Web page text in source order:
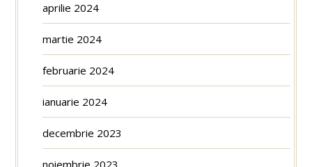
aprilie 2024
martie 2024
februarie 2024
ianuarie 2024
decembrie 2023